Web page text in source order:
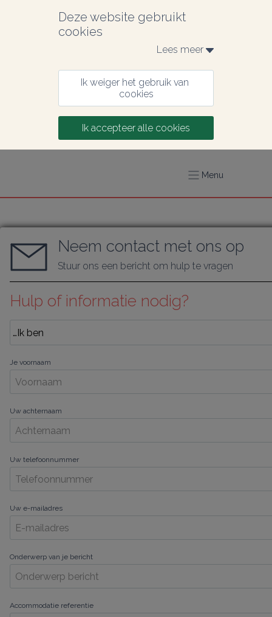
Deze website gebruikt
cookies
Lees meer
Ik weiger het gebruik van
cookies
Ik accepteer alle cookies
Menu
Neem contact met ons op
Stuur ons een bericht om hulp te vragen
Hulp of informatie nodig?
Je voornaam
Uw achternaam
Uw telefoonnummer
Uw e-mailadres
Onderwerp van je bericht
Accommodatie referentie